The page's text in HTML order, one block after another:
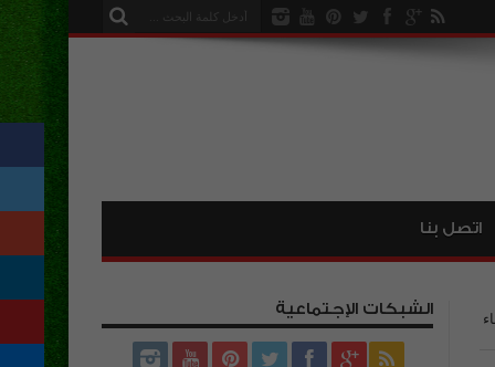
اتصل بنا
الشبكات الإجتماعية